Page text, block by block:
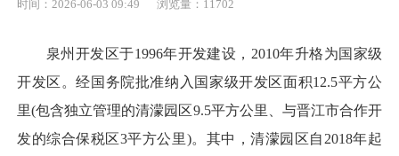
时间：2026-06-03 09:49 浏览量： 11702
泉州开发区于1996年开发建设，2010年升格为国家级
开发区。经国务院批准纳入国家级开发区面积12.5平方公
里(包含独立管理的清濛园区9.5平方公里、与晋江市合作开
发的综合保税区3平方公里)。其中，清濛园区自2018年起